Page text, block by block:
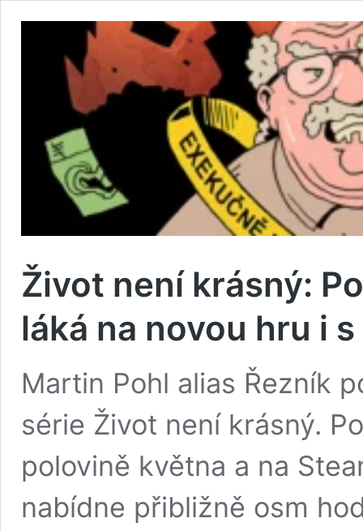
Život není krásný:
láká na novou hru i
Martin Pohl alias Řezník
série Život není krásný.
polovině května a na
nabídne přibližně osm